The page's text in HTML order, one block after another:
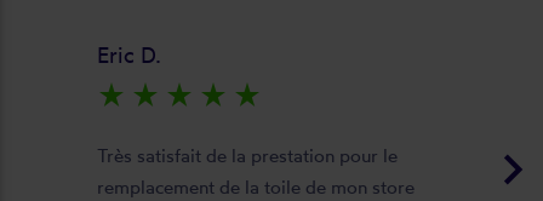
keyboard_arrow_right
Eric D.
star_rate star_rate star_rate star_rate star_rate
Très satisfait de la prestation pour le
remplacement de la toile de mon store